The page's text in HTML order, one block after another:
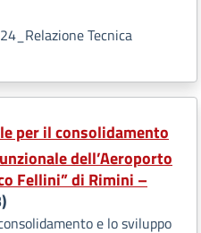
Tecnica
per il consolidamento
dell’Aeroporto
Fellini” di Rimini –
e lo sviluppo